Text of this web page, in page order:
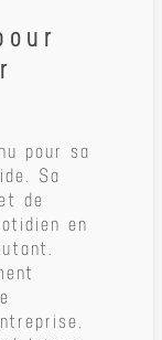
pour sa
Sa
de
en